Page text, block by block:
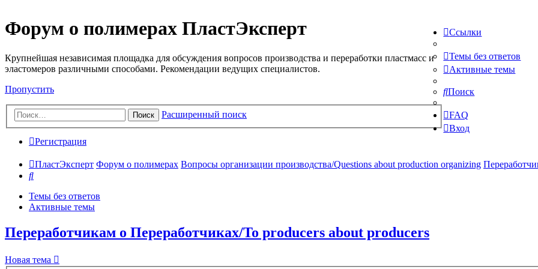
Форум о полимерах ПластЭксперт
Крупнейшая независимая площадка для обсуждения вопросов производства и переработки пластмасс и
эластомеров различными способами. Рекомендации ведущих специалистов.
Пропустить
Поиск Расширенный поиск
Ссылки
Темы без ответов
Активные темы
Поиск
FAQ
Вход
Регистрация
ПластЭксперт Форум о полимерах Вопросы организации производства/Questions about production organizing
Поиск
Темы без ответов
Активные темы
Переработчикам о Переработчиках/To producers about producers
Новая тема